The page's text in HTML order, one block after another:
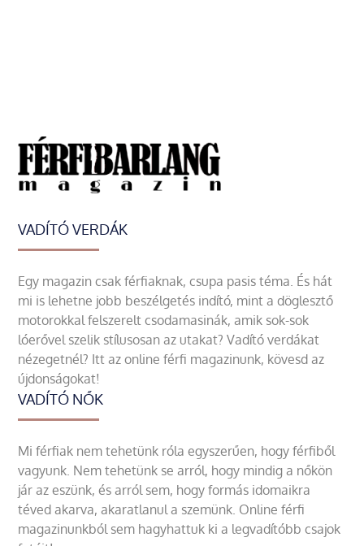
VADÍTÓ VERDÁK
Egy magazin csak férfiaknak, csupa pasis téma. És hát
mi is lehetne jobb beszélgetés indító, mint a döglesztő
motorokkal felszerelt csodamasinák, amik sok-sok
lóerővel szelik stílusosan az utakat? Vadító verdákat
nézegetnél? Itt az online férfi magazinunk, kövesd az
újdonságokat!
VADÍTÓ NŐK
Mi férfiak nem tehetünk róla egyszerűen, hogy férfiből
vagyunk. Nem tehetünk se arról, hogy mindig a nőkön
jár az eszünk, és arról sem, hogy formás idomaikra
téved akarva, akaratlanul a szemünk. Online férfi
magazinunkból sem hagyhattuk ki a legvadítóbb csajok